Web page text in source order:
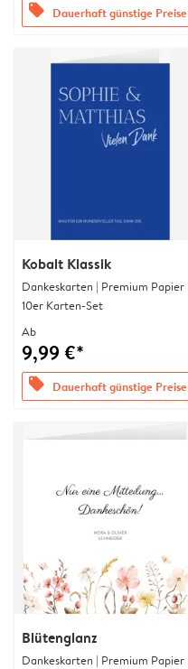
offers Dauerhaft günstige Preise
Kobalt Klassik
Dankeskarten | Premium Papier
10er Karten-Set
Ab
9,99 €*
offers Dauerhaft günstige Preise
Blütenglanz
Dankeskarten | Premium Papier